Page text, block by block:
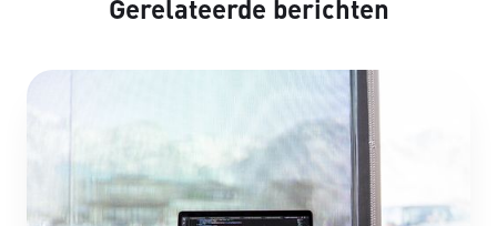
Gerelateerde berichten